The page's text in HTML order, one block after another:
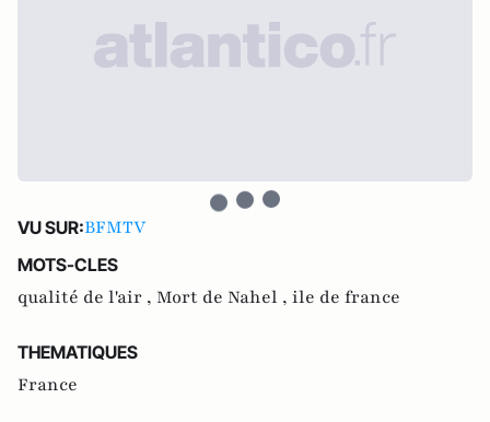
VU SUR:BFMTV
MOTS-CLES
qualité de l'air , Mort de Nahel , ile de france
THEMATIQUES
France